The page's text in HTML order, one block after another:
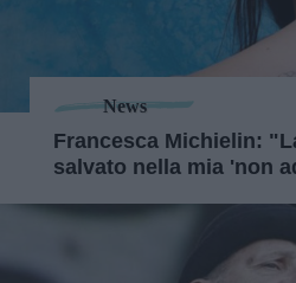
News
Francesca Michielin:
salvato nella mia 'non